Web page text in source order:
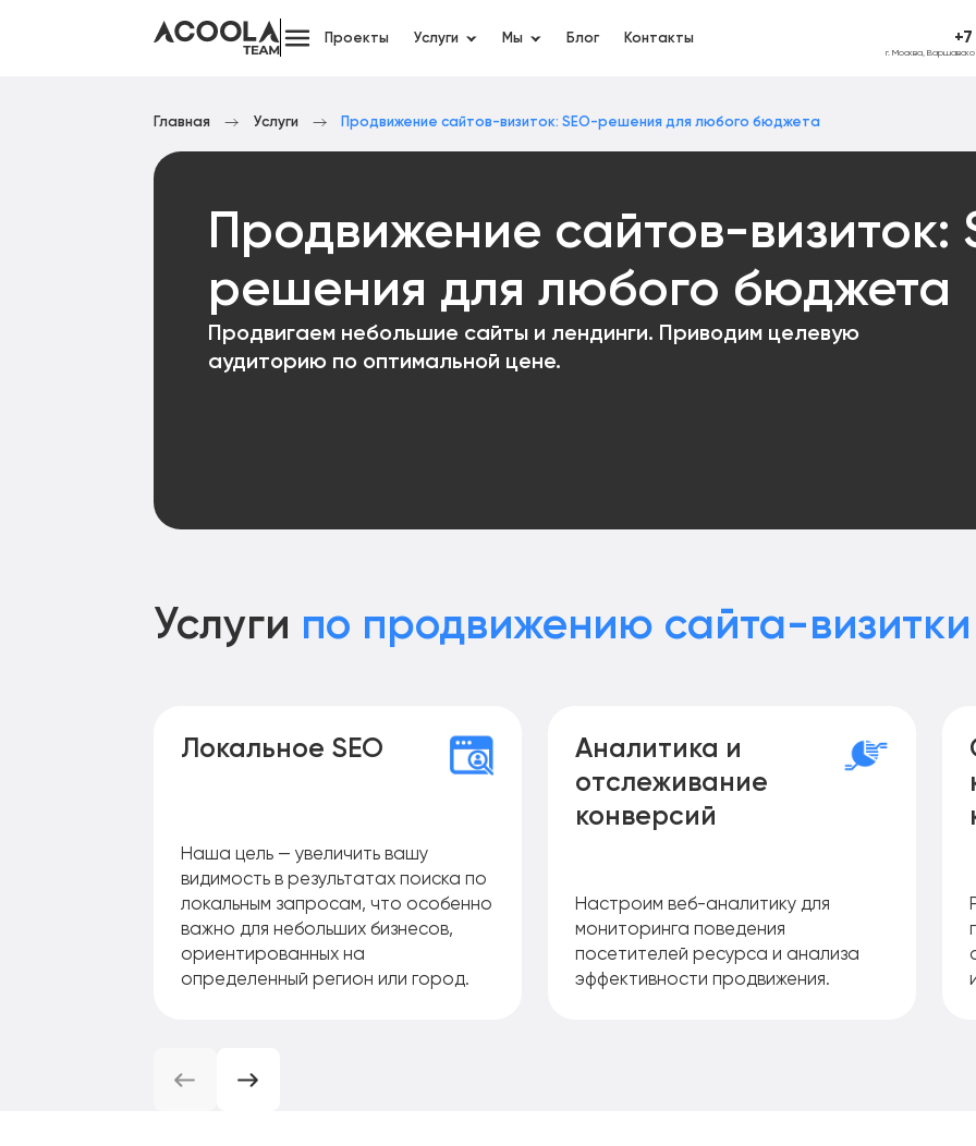
Проекты Услуги Мы Блог Контакты
г. Москва,
Главная Услуги Продвижение сайтов-визиток: SEO-решения для любого бюджета
Продвижение сайтов-визиток:
решения для любого бюджета
Продвигаем небольшие сайты и лендинги. Приводим целевую
аудиторию по оптимальной цене.
Услуги по продвижению сайта-визитки
Локальное SEO
Наша цель — увеличить вашу
видимость в результатах поиска по
локальным запросам, что особенно
важно для небольших бизнесов,
ориентированных на
определенный регион или город.
Аналитика и
отслеживание
конверсий
Настроим веб-аналитику для
мониторинга поведения
посетителей ресурса и анализа
эффективности продвижения.